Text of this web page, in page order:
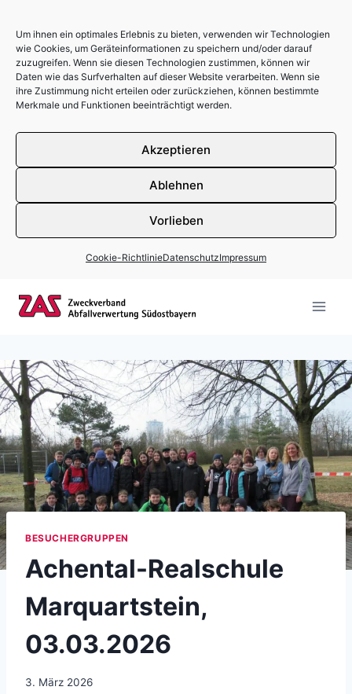
Um ihnen ein optimales Erlebnis zu bieten, verwenden wir Technologien
wie Cookies, um Geräteinformationen zu speichern und/oder darauf
zuzugreifen. Wenn sie diesen Technologien zustimmen, können wir
Daten wie das Surfverhalten auf dieser Website verarbeiten. Wenn sie
ihre Zustimmung nicht erteilen oder zurückziehen, können bestimmte
Merkmale und Funktionen beeinträchtigt werden.
Akzeptieren
Ablehnen
Vorlieben
Cookie-RichtlinieDatenschutzImpressum
BESUCHERGRUPPEN
Achental-Realschule
Marquartstein,
03.03.2026
3. März 2026